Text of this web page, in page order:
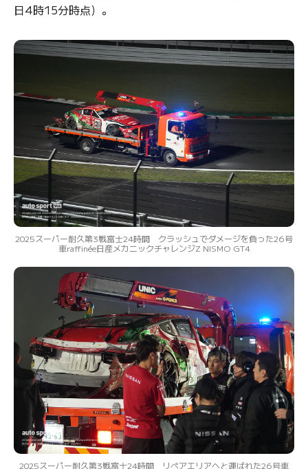
日4時15分時点）。
2025スーパー耐久第3戦富士24時間 クラッシュでダメージを負った26号
車raffinée日産メカニックチャレンジZ NISMO GT4
2025スーパー耐久第3戦富士24時間 リペアエリアへと運ばれた26号車